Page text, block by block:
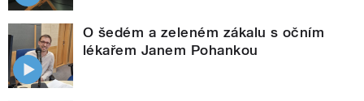
O šedém a zeleném zákalu s očním
lékařem Janem Pohankou